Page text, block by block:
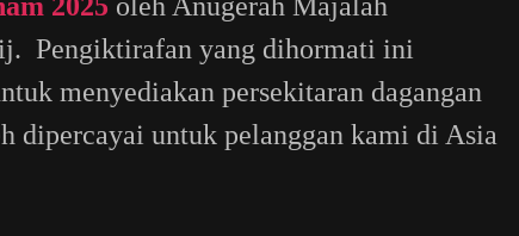
2025 oleh Anugerah Majalah
Pengiktirafan yang dihormati ini
menyediakan persekitaran dagangan
dipercayai untuk pelanggan kami di Asia